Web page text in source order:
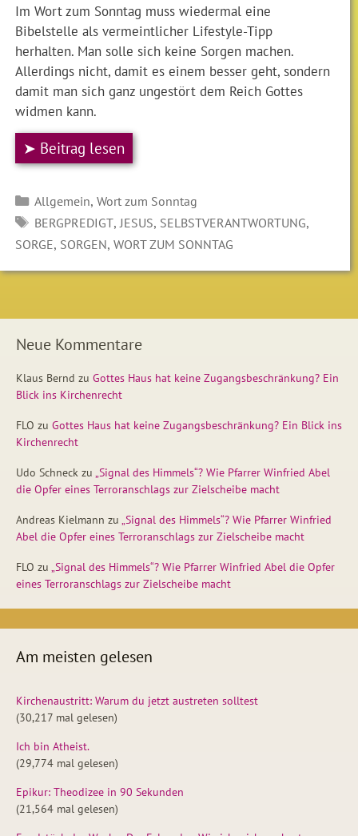
Im Wort zum Sonntag muss wiedermal eine
Bibelstelle als vermeintlicher Lifestyle-Tipp
herhalten. Man solle sich keine Sorgen machen.
Allerdings nicht, damit es einem besser geht, sondern
damit man sich ganz ungestört dem Reich Gottes
widmen kann.
➤ Beitrag lesen
Kategorien
Allgemein, Wort zum Sonntag
SCHLAGWÖRTER
BERGPREDIGT,JESUS, SELBSTVERANTWORTUNG,
SORGE, SORGEN,WORT ZUM SONNTAG
Neue Kommentare
Klaus Bernd zu Gottes Haus hat keine Zugangsbeschränkung? Ein
Blick ins Kirchenrecht
FLO zu Gottes Haus hat keine Zugangsbeschränkung? Ein Blick ins
Kirchenrecht
Udo Schneck zu „Signal des Himmels“? Wie Pfarrer Winfried Abel
die Opfer eines Terroranschlags zur Zielscheibe macht
Andreas Kielmann zu „Signal des Himmels“? Wie Pfarrer Winfried
Abel die Opfer eines Terroranschlags zur Zielscheibe macht
FLO zu „Signal des Himmels“? Wie Pfarrer Winfried Abel die Opfer
eines Terroranschlags zur Zielscheibe macht
Am meisten gelesen
Kirchenaustritt: Warum du jetzt austreten solltest
(30,217 mal gelesen)
Ich bin Atheist.
(29,774 mal gelesen)
Epikur: Theodizee in 90 Sekunden
(21,564 mal gelesen)